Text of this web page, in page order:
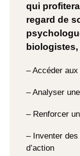
qui
regard de
– Accéder
– Analyser
– Renforcer
– Inventer
d’action